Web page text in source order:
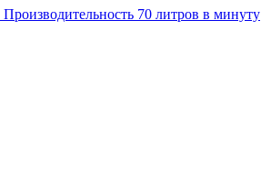
70 литров в минуту